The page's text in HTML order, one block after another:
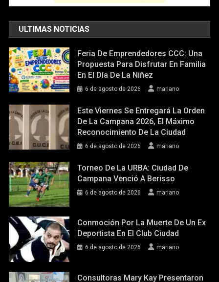
ULTIMAS NOTICIAS
Feria De Emprendedores CCC: Una
Propuesta Para Disfrutar En Familia
En El Día De La Niñez
6 de agosto de 2026 mariano
Este Viernes Se Entregará La Orden
De La Campana 2026, El Máximo
Reconocimiento De La Ciudad
6 de agosto de 2026 mariano
Torneo De La URBA: Ciudad De
Campana Venció A Berisso
6 de agosto de 2026 mariano
Conmoción Por La Muerte De Un Ex
Deportista En El Club Ciudad
6 de agosto de 2026 mariano
Consultoras Mary Kay Presentaron